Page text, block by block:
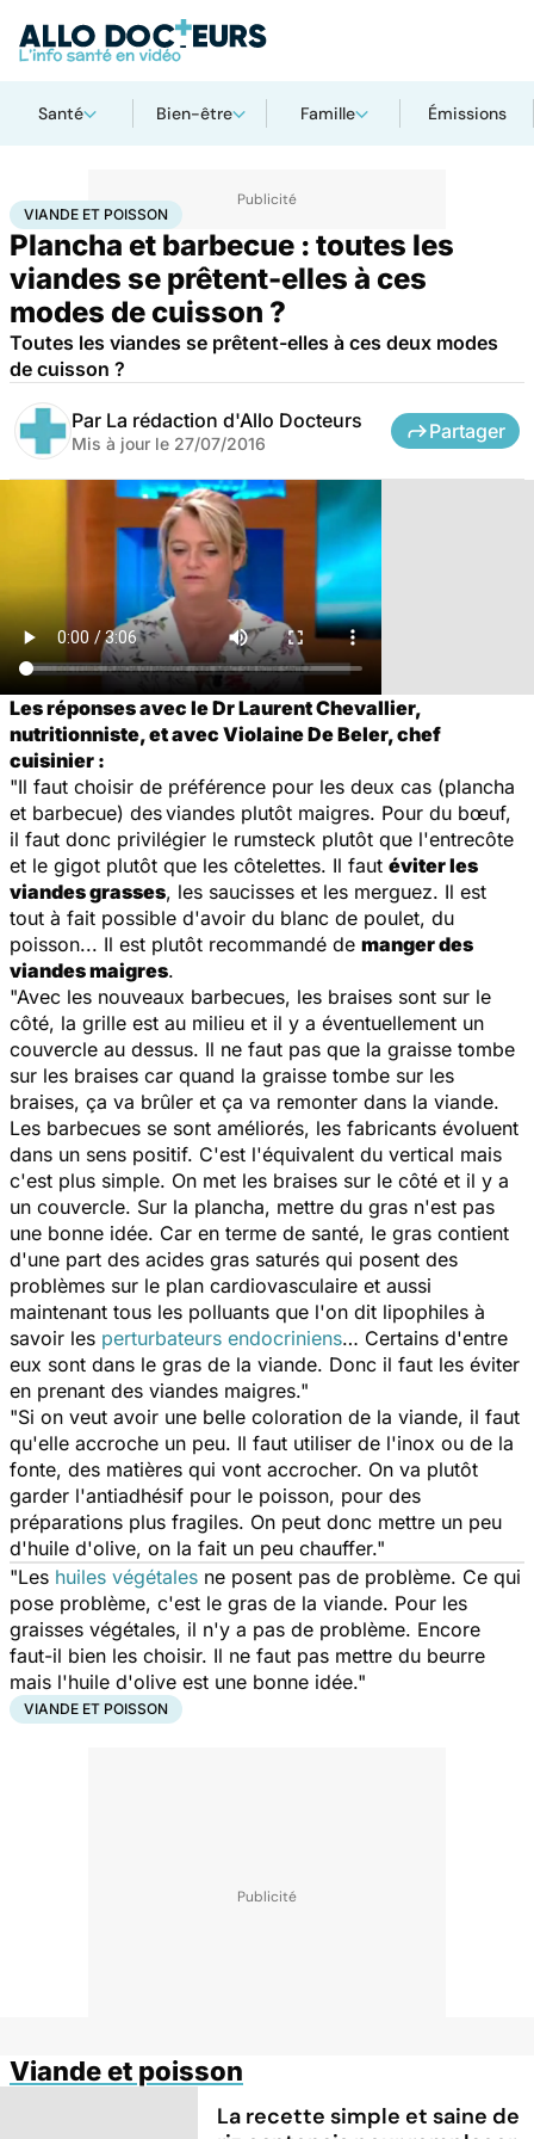
Santé Bien-être Famille Émissions
AccueilSantéViande et poisson
VIANDE ET POISSON
Plancha et barbecue : toutes les
viandes se prêtent-elles à ces
modes de cuisson ?
Toutes les viandes se prêtent-elles à ces deux modes
de cuisson ?
Par La rédaction d'Allo Docteurs
Mis à jour le 27/07/2016
Partager
Les réponses avec le Dr Laurent Chevallier,
nutritionniste, et avec Violaine De Beler, chef
cuisinier :
"Il faut choisir de préférence pour les deux cas (plancha
et barbecue) desviandes plutôt maigres. Pour du bœuf,
il faut donc privilégier le rumsteck plutôt que l'entrecôte
et le gigot plutôt que les côtelettes. Il faut éviter les
viandes grasses, les saucisses et les merguez. Il est
tout à fait possible d'avoir du blanc de poulet, du
poisson... Il est plutôt recommandé de manger des
viandes maigres.
"Avec les nouveaux barbecues, les braises sont sur le
côté, la grille est au milieu et il y a éventuellement un
couvercle au dessus. Il ne faut pas que la graisse tombe
sur les braises car quand la graisse tombe sur les
braises, ça va brûler et ça va remonter dans la viande.
Les barbecues se sont améliorés, les fabricants évoluent
dans un sens positif. C'est l'équivalent du vertical mais
c'est plus simple. On met les braises sur le côté et il y a
un couvercle. Sur la plancha, mettre du gras n'est pas
une bonne idée. Car en terme de santé, le gras contient
d'une part des acides gras saturés qui posent des
problèmes sur le plan cardiovasculaire et aussi
maintenant tous les polluants que l'on dit lipophiles à
savoir les perturbateurs endocriniens… Certains d'entre
eux sont dans le gras de la viande. Donc il faut les éviter
en prenant des viandes maigres."
"Si on veut avoir une belle coloration de la viande, il faut
qu'elle accroche un peu. Il faut utiliser de l'inox ou de la
fonte, des matières qui vont accrocher. On va plutôt
garder l'antiadhésif pour le poisson, pour des
préparations plus fragiles. On peut donc mettre un peu
d'huile d'olive, on la fait un peu chauffer."
"Les huiles végétales ne posent pas de problème. Ce qui
pose problème, c'est le gras de la viande. Pour les
graisses végétales, il n'y a pas de problème. Encore
faut-il bien les choisir. Il ne faut pas mettre du beurre
mais l'huile d'olive est une bonne idée."
VIANDE ET POISSON
Viande et poisson
La recette simple et saine de